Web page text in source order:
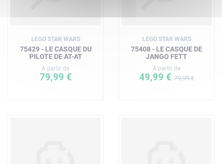
LEGO STAR WARS
75429 - LE CASQUE DU
PILOTE DE AT-AT
A partir de
79,99 €
LEGO STAR WARS
75408 - LE CASQUE DE
JANGO FETT
A partir de
49,99 €79,99 €